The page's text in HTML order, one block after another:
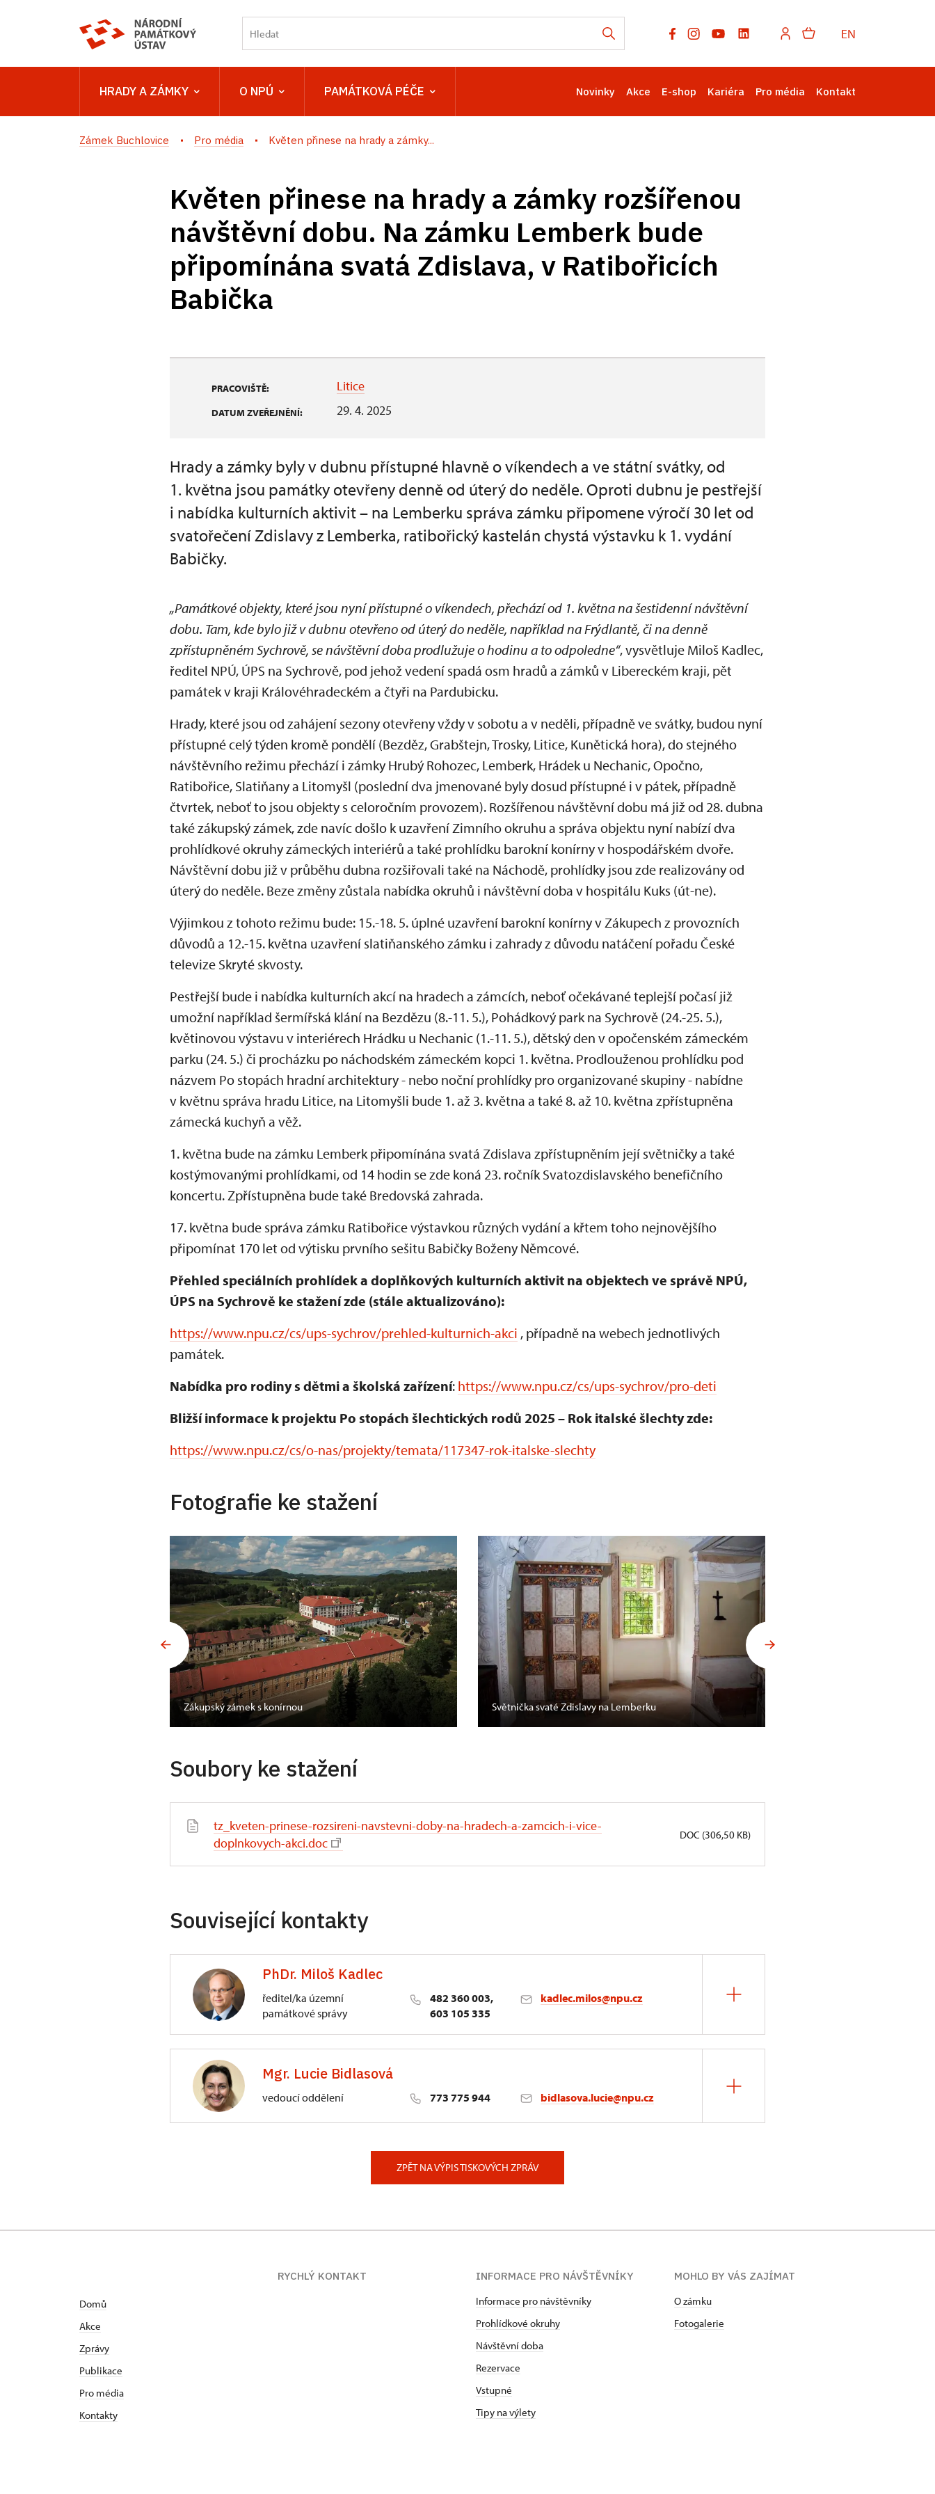
EN
HRADY A ZÁMKY O NPÚ PAMÁTKOVÁ PÉČE Novinky Akce E-shop Kariéra Pro média Kontakt
Zámek Buchlovice Pro média Květen přinese na hrady a zámky...
Květen přinese na hrady a zámky rozšířenou
návštěvní dobu. Na zámku Lemberk bude
připomínána svatá Zdislava, v Ratibořicích
Babička
PRACOVIŠTĚ: Litice
DATUM ZVEŘEJNĚNÍ: 29. 4. 2025
Hrady a zámky byly v dubnu přístupné hlavně o víkendech a ve státní svátky, od
1. května jsou památky otevřeny denně od úterý do neděle. Oproti dubnu je pestřejší
i nabídka kulturních aktivit – na Lemberku správa zámku připomene výročí 30 let od
svatořečení Zdislavy z Lemberka, ratibořický kastelán chystá výstavku k 1. vydání
Babičky.
„Památkové objekty, které jsou nyní přístupné o víkendech, přechází od 1. května na šestidenní návštěvní
dobu. Tam, kde bylo již v dubnu otevřeno od úterý do neděle, například na Frýdlantě, či na denně
zpřístupněném Sychrově, se návštěvní doba prodlužuje o hodinu a to odpoledne“, vysvětluje Miloš Kadlec,
ředitel NPÚ, ÚPS na Sychrově, pod jehož vedení spadá osm hradů a zámků v Libereckém kraji, pět
památek v kraji Královéhradeckém a čtyři na Pardubicku.
Hrady, které jsou od zahájení sezony otevřeny vždy v sobotu a v neděli, případně ve svátky, budou nyní
přístupné celý týden kromě pondělí (Bezděz, Grabštejn, Trosky, Litice, Kunětická hora), do stejného
návštěvního režimu přechází i zámky Hrubý Rohozec, Lemberk, Hrádek u Nechanic, Opočno,
Ratibořice, Slatiňany a Litomyšl (poslední dva jmenované byly dosud přístupné i v pátek, případně
čtvrtek, neboť to jsou objekty s celoročním provozem). Rozšířenou návštěvní dobu má již od 28. dubna
také zákupský zámek, zde navíc došlo k uzavření Zimního okruhu a správa objektu nyní nabízí dva
prohlídkové okruhy zámeckých interiérů a také prohlídku barokní konírny v hospodářském dvoře.
Návštěvní dobu již v průběhu dubna rozšiřovali také na Náchodě, prohlídky jsou zde realizovány od
úterý do neděle. Beze změny zůstala nabídka okruhů i návštěvní doba v hospitálu Kuks (út-ne).
Výjimkou z tohoto režimu bude: 15.-18. 5. úplné uzavření barokní konírny v Zákupech z provozních
důvodů a 12.-15. května uzavření slatiňanského zámku i zahrady z důvodu natáčení pořadu České
televize Skryté skvosty.
Pestřejší bude i nabídka kulturních akcí na hradech a zámcích, neboť očekávané teplejší počasí již
umožní například šermířská klání na Bezdězu (8.-11. 5.), Pohádkový park na Sychrově (24.-25. 5.),
květinovou výstavu v interiérech Hrádku u Nechanic (1.-11. 5.), dětský den v opočenském zámeckém
parku (24. 5.) či procházku po náchodském zámeckém kopci 1. května. Prodlouženou prohlídku pod
názvem Po stopách hradní architektury - nebo noční prohlídky pro organizované skupiny - nabídne
v květnu správa hradu Litice, na Litomyšli bude 1. až 3. května a také 8. až 10. května zpřístupněna
zámecká kuchyň a věž.
1. května bude na zámku Lemberk připomínána svatá Zdislava zpřístupněním její světničky a také
kostýmovanými prohlídkami, od 14 hodin se zde koná 23. ročník Svatozdislavského benefičního
koncertu. Zpřístupněna bude také Bredovská zahrada.
17. května bude správa zámku Ratibořice výstavkou různých vydání a křtem toho nejnovějšího
připomínat 170 let od výtisku prvního sešitu Babičky Boženy Němcové.
Přehled speciálních prohlídek a doplňkových kulturních aktivit na objektech ve správě NPÚ,
ÚPS na Sychrově ke stažení zde (stále aktualizováno):
https://www.npu.cz/cs/ups-sychrov/prehled-kulturnich-akci , případně na webech jednotlivých
památek.
Nabídka pro rodiny s dětmi a školská zařízení: https://www.npu.cz/cs/ups-sychrov/pro-deti
Bližší informace k projektu Po stopách šlechtických rodů 2025 – Rok italské šlechty zde:
https://www.npu.cz/cs/o-nas/projekty/temata/117347-rok-italske-slechty
Fotografie ke stažení
Zákupský zámek s konírnou Světnička svaté Zdislavy na Lemberku
Soubory ke stažení
tz_kveten-prinese-rozsireni-navstevni-doby-na-hradech-a-zamcich-i-vice-
doplnkovych-akci.doc
DOC (306,50 KB)
Související kontakty
PhDr. Miloš Kadlec
ředitel/ka územní
památkové správy
482 360 003,
603 105 335
kadlec.milos@npu.cz
3/, Sychrov 3Mgr. Lucie Bidlasová
vedoucí oddělení 773 775 944 bidlasova.lucie@npu.cz
ZPĚT NA VÝPIS TISKOVÝCH ZPRÁV
Domů
Akce
Zprávy
Publikace
Pro média
Kontakty
RYCHLÝ KONTAKT
INFORMACE PRO NÁVŠTĚVNÍKY
Informace pro návštěvníky
Prohlídkové okruhy
Návštěvní doba
Rezervace
Vstupné
Tipy na výlety
MOHLO BY VÁS ZAJÍMAT
O zámku
Fotogalerie